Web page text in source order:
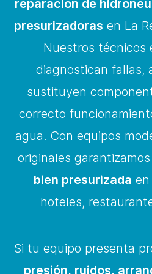
reparación de
presurizadoras en La
Nuestros técnicos
diagnostican fallas,
sustituyen
correcto
agua. Con equipos
originales garantizamos
bien presurizada en
hoteles,
Si tu equipo presenta
presión, ruidos,